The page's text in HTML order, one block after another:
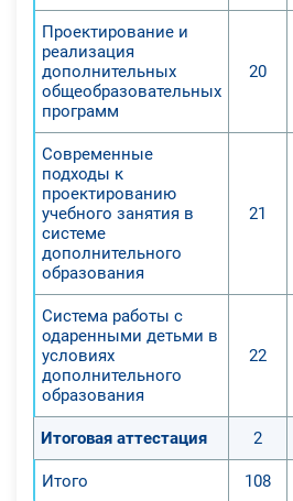
Проектирование и
реализация
дополнительных
общеобразовательных
программ
20
Современные
подходы к
проектированию
учебного занятия в
системе
дополнительного
образования
21
Система работы с
одаренными детьми в
условиях
дополнительного
образования
22
Итоговая аттестация 2
Итого 108